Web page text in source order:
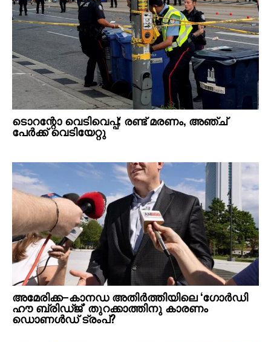
ടൊറന്റോ വെടിവെപ്പ്; രണ്ട് മരണം, അഞ്ച്
പേർക്ക് വെടിയേറ്റു
അമേരിക്ക–കാനഡ അതിർത്തിയിലെ ‘ഗോർഡി
ഹൗ ബ്രിഡ്ജ്’ തുറക്കാത്തിനു കാരണം
ഡൊണൾഡ് ട്രംപ്?